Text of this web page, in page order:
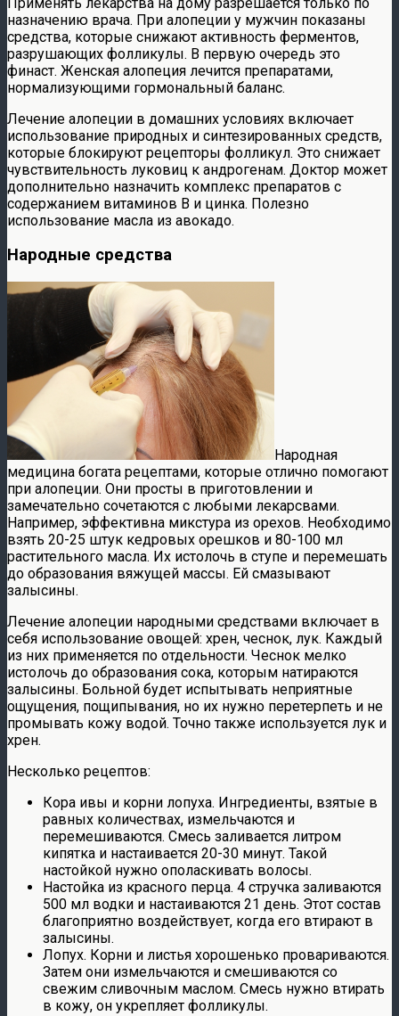
назначению врача. При алопеции у мужчин показаны
средства, которые снижают активность ферментов,
разрушающих фолликулы. В первую очередь это
финаст. Женская алопеция лечится препаратами,
нормализующими гормональный баланс.
Лечение алопеции в домашних условиях включает
использование природных и синтезированных средств,
которые блокируют рецепторы фолликул. Это снижает
чувствительность луковиц к андрогенам. Доктор может
дополнительно назначить комплекс препаратов с
содержанием витаминов В и цинка. Полезно
использование масла из авокадо.
Народные средства
Народная
медицина богата рецептами, которые отлично помогают
при алопеции. Они просты в приготовлении и
замечательно сочетаются с любыми лекарсвами.
Например, эффективна микстура из орехов. Необходимо
взять 20-25 штук кедровых орешков и 80-100 мл
растительного масла. Их истолочь в ступе и перемешать
до образования вяжущей массы. Ей смазывают
залысины.
Лечение алопеции народными средствами включает в
себя использование овощей: хрен, чеснок, лук. Каждый
из них применяется по отдельности. Чеснок мелко
истолочь до образования сока, которым натираются
залысины. Больной будет испытывать неприятные
ощущения, пощипывания, но их нужно перетерпеть и не
промывать кожу водой. Точно также используется лук и
хрен.
Несколько рецептов:
Кора ивы и корни лопуха. Ингредиенты, взятые в
равных количествах, измельчаются и
перемешиваются. Смесь заливается литром
кипятка и настаивается 20-30 минут. Такой
настойкой нужно ополаскивать волосы.
Настойка из красного перца. 4 стручка заливаются
500 мл водки и настаиваются 21 день. Этот состав
благоприятно воздействует, когда его втирают в
залысины.
Лопух. Корни и листья хорошенько провариваются.
Затем они измельчаются и смешиваются со
свежим сливочным маслом. Смесь нужно втирать
в кожу, он укрепляет фолликулы.